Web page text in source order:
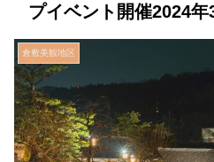
プイベント開催2024年
倉敷美観地区